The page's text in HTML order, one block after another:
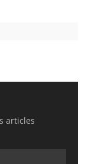
articles